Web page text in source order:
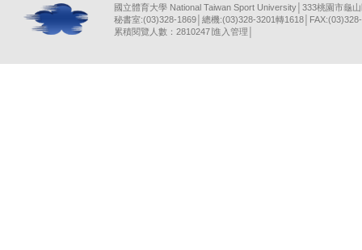
國立體育大學 National Taiwan Sport University│333桃園市龜
秘書室:(03)328-1869│總機:(03)328-3201轉
累積閱覽人數：2810247∣ 進入管理